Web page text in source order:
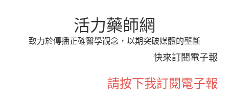
活力藥師網
致力於傳播正確醫學觀念，以期突破媒體的壟斷
快來訂閱電子報
請按下我訂閱電子報